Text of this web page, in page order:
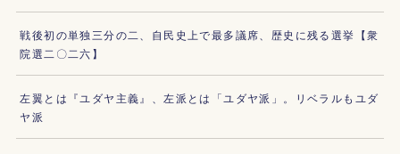
戦後初の単独三分の二、自民史上で最多議席、歴史に残る選挙【衆
院選二〇二六】
左翼とは『ユダヤ主義』、左派とは「ユダヤ派」。リベラルもユダ
ヤ派